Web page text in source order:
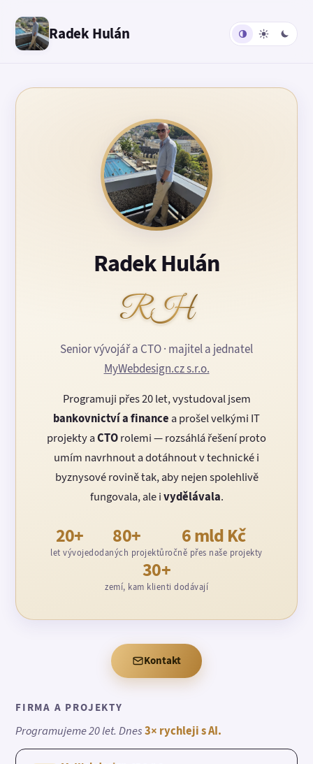
Radek Hulán
Radek Hulán
RH
Senior vývojář a CTO · majitel a jednatel
MyWebdesign.cz s.r.o.
Programuji přes 20 let, vystudoval jsem
bankovnictví a finance a prošel velkými IT
projekty aCTOrolemi — rozsáhlá řešení proto
umím navrhnout a dotáhnout v technické i
byznysové rovině tak, aby nejen spolehlivě
fungovala, ale ivydělávala.
20+
let vývoje
80+
dodaných projektů
6 mld Kč
ročně přes naše projekty
30+
zemí, kam klienti dodávají
Kontakt
FIRMA A PROJEKTY
Programujeme 20 let. Dnes3× rychleji s AI.